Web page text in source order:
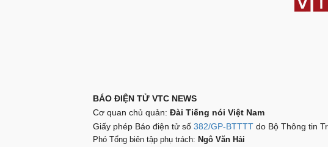
BÁO ĐIỆN TỬ VTC NEWS
Cơ quan chủ quản: Đài Tiếng nói Việt Nam
Giấy phép Báo điện tử số 382/GP-BTTTT do Bộ Thông tin
Phó Tổng biên tập phụ trách: Ngô Văn Hải